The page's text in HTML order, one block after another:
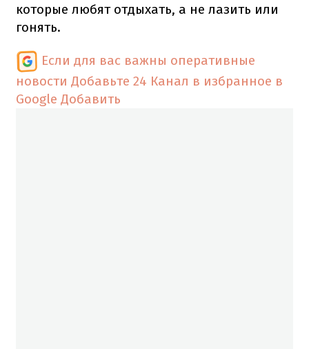
которые любят отдыхать, а не лазить или
гонять.
Если для вас важны оперативные
новости Добавьте 24 Канал в избранное в
Google Добавить